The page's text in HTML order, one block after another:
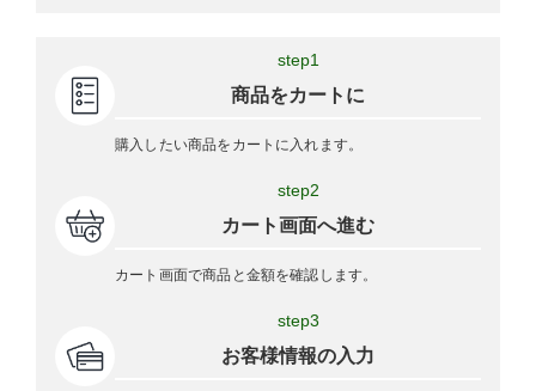
step1
商品をカートに
購入したい商品をカートに入れます。
step2
カート画面へ進む
カート画面で商品と金額を確認します。
step3
お客様情報の入力